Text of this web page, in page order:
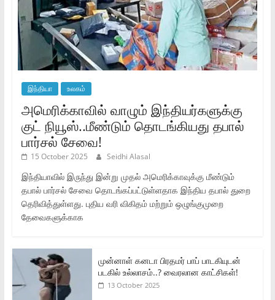
இந்தியா உலகம்
அமெரிக்காவில் வாழும் இந்தியர்களுக்கு
குட் நியூஸ்..மீண்டும் தொடங்கியது தபால்
பார்சல் சேவை!
15 October 2025 Seidhi Alasal
இந்தியாவில் இருந்து இன்று முதல் அமெரிக்காவுக்கு மீண்டும்
தபால் பார்சல் சேவை தொடங்கப்பட்டுள்ளதாக இந்திய தபால் துறை
தெரிவித்துள்ளது. புதிய வரி விகிதம் மற்றும் ஒழுங்குமுறை
தேவைகளுக்காக
முன்னாள் கனடா பிரதமர் பாப் பாடகியுடன்
படகில் உல்லாசம்..? வைரலான காட்சிகள்!
13 October 2025